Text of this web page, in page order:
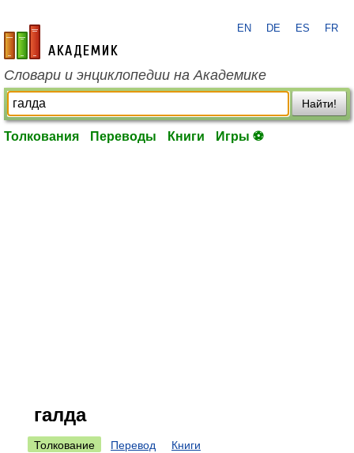
academic.ru
EN DE ES FR
Словари и энциклопедии на Академике
Найти!
Толкования Переводы Книги Игры ⚽
галда
Толкование Перевод Книги